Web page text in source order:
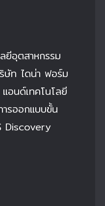
ยีอุตสาหกรรม
ษัท ไดน่า ฟอร์ม
อนด์เทคโนโลยี
รออกแบบขั้น
Discovery